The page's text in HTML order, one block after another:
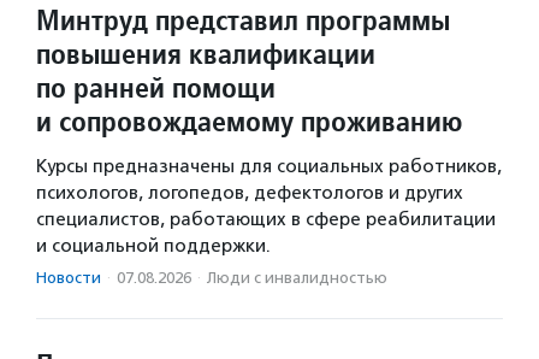
Минтруд представил программы
повышения квалификации
по ранней помощи
и сопровождаемому проживанию
Курсы предназначены для социальных работников,
психологов, логопедов, дефектологов и других
специалистов, работающих в сфере реабилитации
и социальной поддержки.
Новости · 07.08.2026 · Люди с инвалидностью